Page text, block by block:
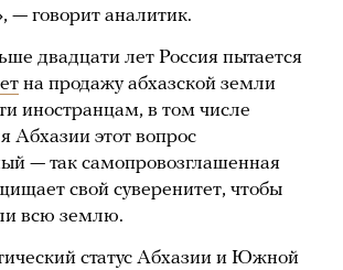
— говорит аналитик.
двадцати лет Россия пытается
на продажу абхазской земли
иностранцам, в том числе
Абхазии этот вопрос
— так самопровозглашенная
свой суверенитет, чтобы
всю землю.
статус Абхазии и Южной